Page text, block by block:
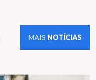
MAIS NOTÍCIAS